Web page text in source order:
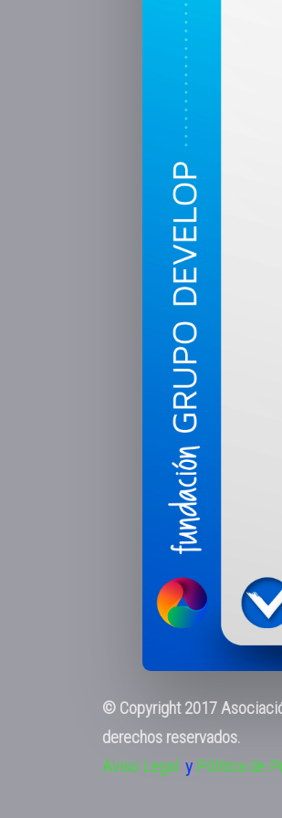
© Copyright 2017
derechos reservados.
Aviso Legal y Pólitica de